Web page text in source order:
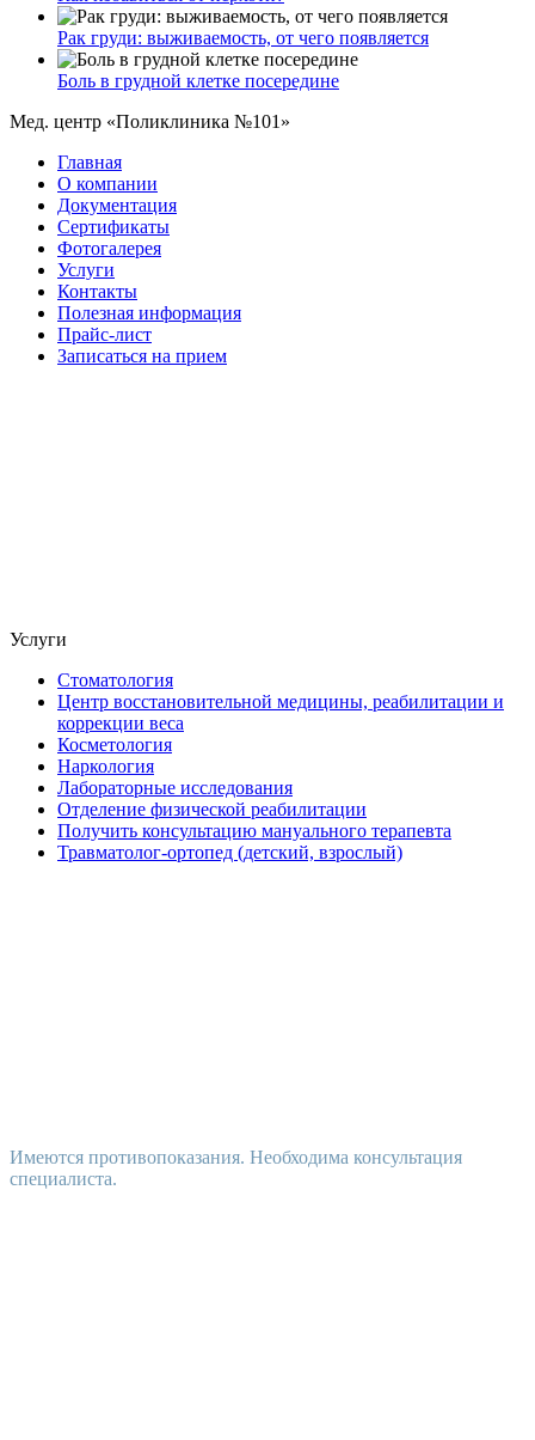
Рак груди: выживаемость, от чего появляется
Боль в грудной клетке посередине
Мед. центр «Поликлиника №101»
Главная
О компании
Документация
Сертификаты
Фотогалерея
Услуги
Контакты
Полезная информация
Прайс-лист
Записаться на прием
Услуги
Стоматология
Центр восстановительной медицины, реабилитации и
коррекции веса
Косметология
Наркология
Лабораторные исследования
Отделение физической реабилитации
Получить консультацию мануального терапевта
Травматолог-ортопед (детский, взрослый)
Имеются противопоказания. Необходима консультация
специалиста.